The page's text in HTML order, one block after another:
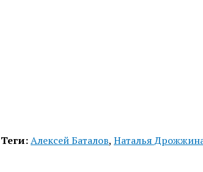
Теги:Алексей Баталов, Наталья